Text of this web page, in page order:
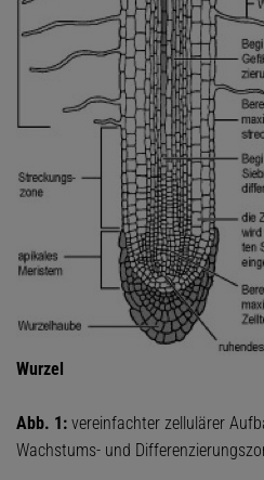
Wurzel
Abb. 1: vereinfachter zellulärer
Wachstums- und